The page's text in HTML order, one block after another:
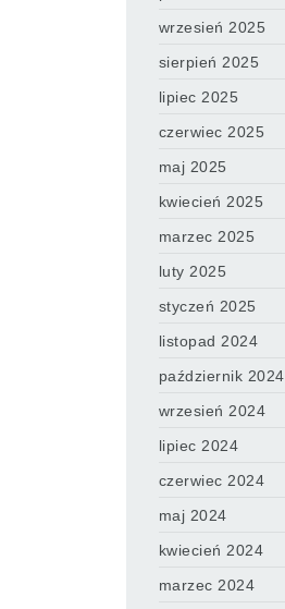
wrzesień 2025
sierpień 2025
lipiec 2025
czerwiec 2025
maj 2025
kwiecień 2025
marzec 2025
luty 2025
styczeń 2025
listopad 2024
październik 2024
wrzesień 2024
lipiec 2024
czerwiec 2024
maj 2024
kwiecień 2024
marzec 2024